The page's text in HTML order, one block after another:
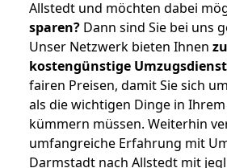
Allstedt und möchten dabei
sparen? Dann sind Sie bei uns
Unser Netzwerk bieten Ihnen
kostengünstige
fairen Preisen, damit Sie sich
als die wichtigen Dinge in
kümmern müssen. Weiterhin
umfangreiche Erfahrung mit
Darmstadt nach Allstedt mit